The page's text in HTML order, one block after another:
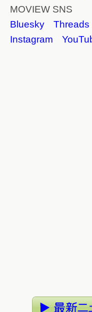
MOVIEW SNS
Bluesky
Threads
Instagram